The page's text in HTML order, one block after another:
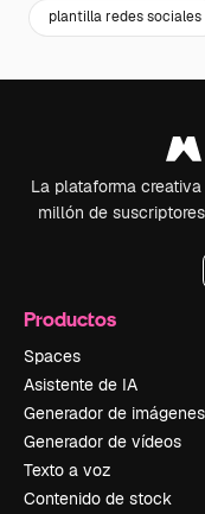
plantilla redes sociales
La plataforma
millón de
Productos
Spaces
Asistente de IA
Generador de imágenes
Generador de vídeos
Texto a voz
Contenido de stock